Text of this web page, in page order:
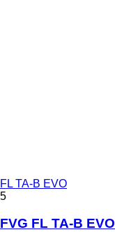
FL TA-B EVO
5
FVG FL TA-B EVO